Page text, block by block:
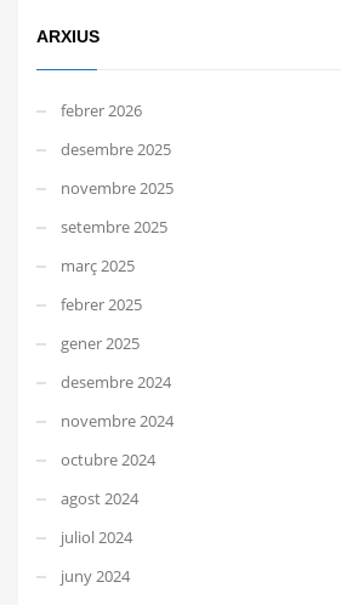
ARXIUS
febrer 2026
desembre 2025
novembre 2025
setembre 2025
març 2025
febrer 2025
gener 2025
desembre 2024
novembre 2024
octubre 2024
agost 2024
juliol 2024
juny 2024